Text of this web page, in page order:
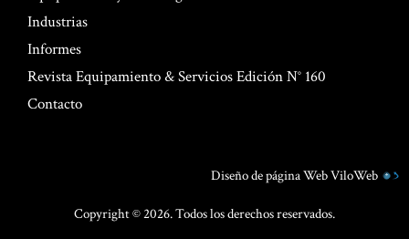
Industrias
Informes
Revista Equipamiento & Servicios Edición N° 160
Contacto
Diseño de página WebViloWeb
Copyright © 2026. Todos los derechos reservados.